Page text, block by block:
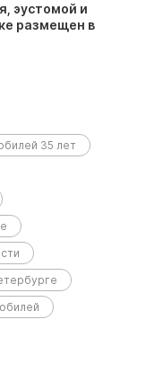
эустомой и
размещен в
35 лет